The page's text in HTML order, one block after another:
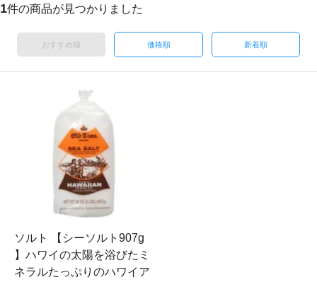
1件の商品が見つかりました
おすすめ順 価格順 新着順
ソルト 【シーソルト907g
】ハワイの太陽を浴びたミ
ネラルたっぷりのハワイア